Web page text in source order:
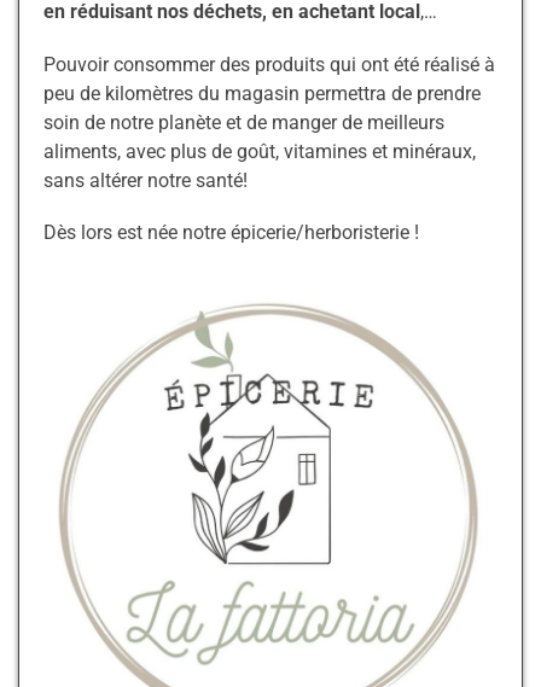
en réduisant nos déchets, en achetant local ,…
Pouvoir consommer des produits qui ont été réalisé à
peu de kilomètres du magasin permettra de prendre
soin de notre planète et de manger de meilleurs
aliments, avec plus de goût, vitamines et minéraux,
sans altérer notre santé!
Dès lors est née notre épicerie/herboristerie !